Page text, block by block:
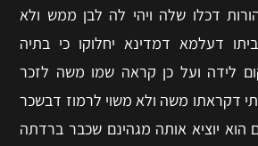
דכלו שלה ויהי לה לבן ממש ולא
דעלמא דמדינא יחלוקו כי בתיה
לידה ועל כן קראה שמו משה לזכר
דקראתו משה ולא משוי לרמוז דבשכר
הוא יוציא אותה מגהינם שכבר ברדתה